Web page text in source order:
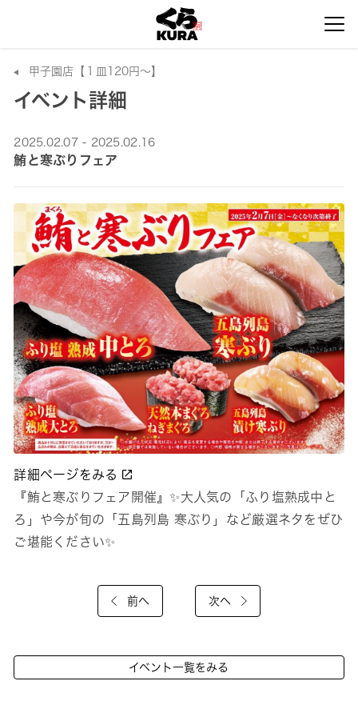
甲子園店【１皿120円～】
イベント詳細
2025.02.07 - 2025.02.16
鮪と寒ぶりフェア
詳細ページをみる
『鮪と寒ぶりフェア開催』✨大人気の「ふり塩熟成中と
ろ」や今が旬の「五島列島 寒ぶり」など厳選ネタをぜひ
ご堪能ください✨
前へ 次へ
イベント一覧をみる